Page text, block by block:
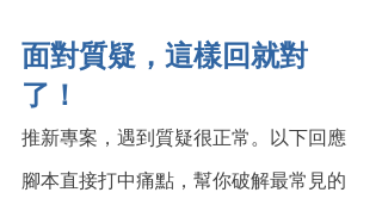
面對質疑，這樣回就對
了！
推新專案，遇到質疑很正常。以下回應
腳本直接打中痛點，幫你破解最常見的